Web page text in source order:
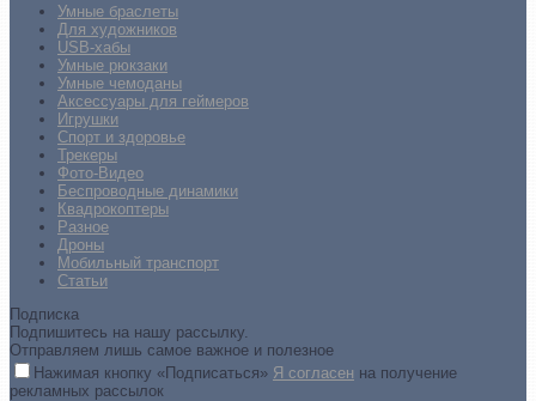
Умные браслеты
Для художников
USB-хабы
Умные рюкзаки
Умные чемоданы
Аксессуары для геймеров
Игрушки
Спорт и здоровье
Трекеры
Фото-Видео
Беспроводные динамики
Квадрокоптеры
Разное
Дроны
Мобильный транспорт
Статьи
Подписка
Подпишитесь на нашу рассылку.
Отправляем лишь самое важное и полезное
Нажимая кнопку «Подписаться» Я согласен на получение
рекламных рассылок